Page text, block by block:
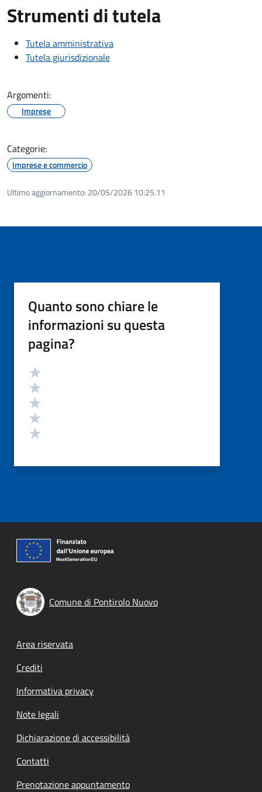
Strumenti di tutela
Tutela amministrativa
Tutela giurisdizionale
Argomenti:
Imprese
Categorie:
Imprese e commercio
Ultimo aggiornamento: 20/05/2026 10:25.11
Quanto sono chiare le
informazioni su questa
pagina?
Valutazione
Comune di Pontirolo Nuovo
Footer menu
Area riservata
Crediti
Informativa privacy
Note legali
Dichiarazione di accessibilità
Contatti
Prenotazione appuntamento